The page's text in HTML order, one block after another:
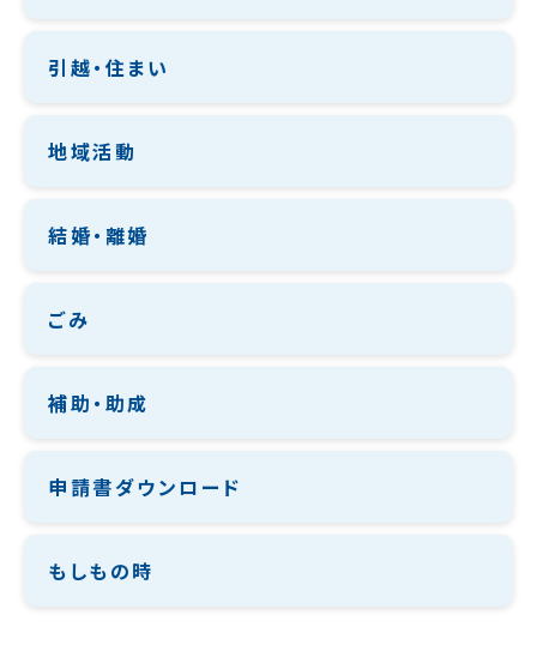
引越・住まい
地域活動
結婚・離婚
ごみ
補助・助成
申請書ダウンロード
もしもの時